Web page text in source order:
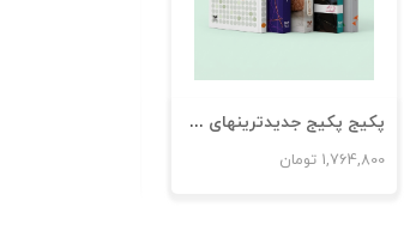
پکیج پکیج جدیدترینهای پرویز درگی
1,764,800 تومان